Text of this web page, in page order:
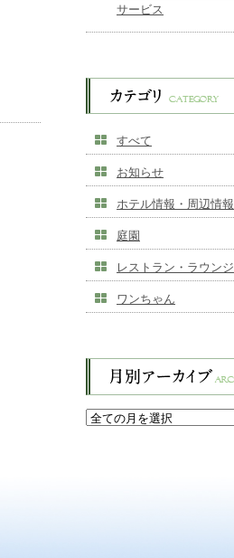
サービス
すべて
お知らせ
ホテル情報・周辺情報
庭園
レストラン・ラウンジ
ワンちゃん